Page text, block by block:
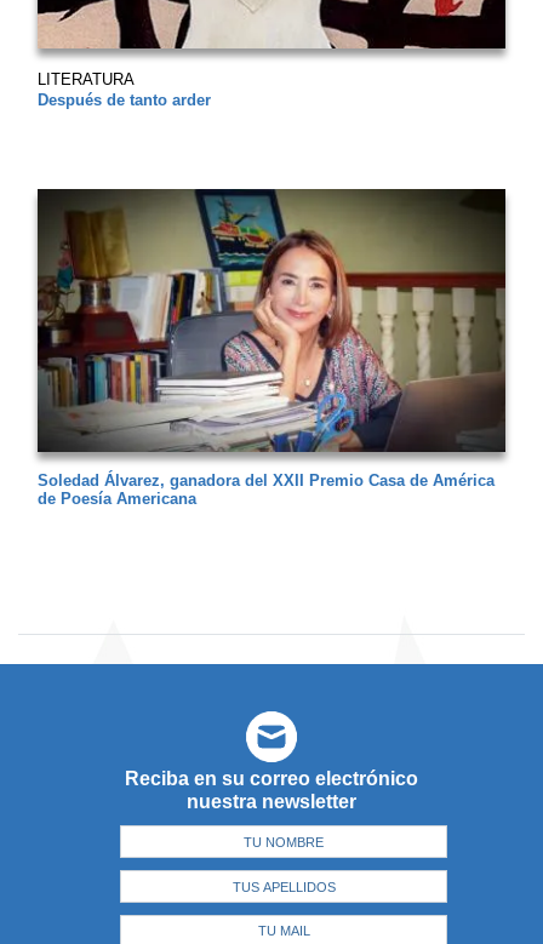
LITERATURA
Después de tanto arder
Soledad Álvarez, ganadora del XXII Premio Casa de América
de Poesía Americana
Reciba en su correo electrónico
nuestra newsletter